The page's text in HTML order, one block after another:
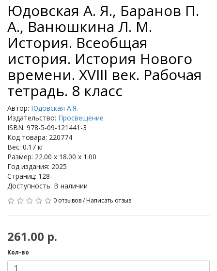
Юдовская А. Я., Баранов П.
А., Ванюшкина Л. М.
История. Всеобщая
история. История Нового
времени. XVIII век. Рабочая
тетрадь. 8 класс
Автор: Юдовская А.Я.
Издательство: Просвещение
ISBN: 978-5-09-121441-3
Код товара: 220774
Вес: 0.17 кг
Размер: 22.00 x 18.00 x 1.00
Год издания: 2025
Страниц: 128
Доступность: В наличии
0 отзывов/Написать отзыв
261.00 р.
Кол-во